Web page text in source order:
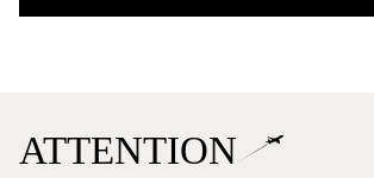
ATTENTION